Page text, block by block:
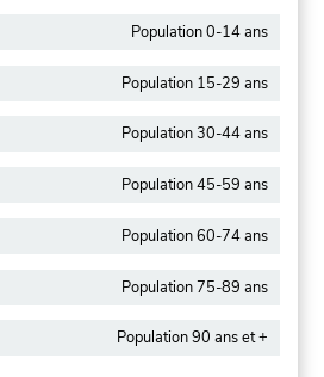
Population 0-14 ans
Population 15-29 ans
Population 30-44 ans
Population 45-59 ans
Population 60-74 ans
Population 75-89 ans
Population 90 ans et +